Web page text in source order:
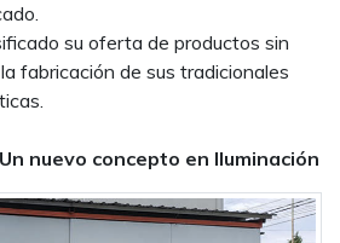
su oferta de productos sin
fabricación de sus tradicionales
nuevo concepto en Iluminación